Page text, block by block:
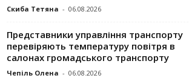
Скиба Тетяна - 06.08.2026
Представники управління транспорту
перевіряють температуру повітря в
салонах громадського транспорту
Чепіль Олена - 06.08.2026